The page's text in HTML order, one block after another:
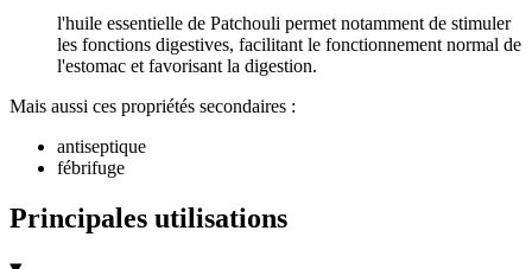
l'huile essentielle de Patchouli permet notamment de stimuler
les fonctions digestives, facilitant le fonctionnement normal de
l'estomac et favorisant la digestion.
Mais aussi ces propriétés secondaires :
antiseptique
fébrifuge
Principales utilisations